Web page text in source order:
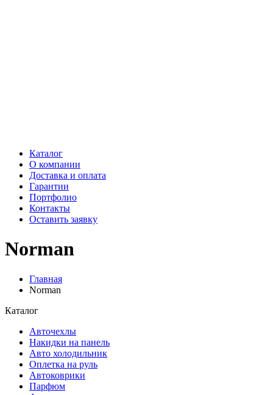
Каталог
О компании
Доставка и оплата
Гарантии
Портфолио
Контакты
Оставить заявку
Norman
Главная
Norman
Каталог
Авточехлы
Накидки на панель
Авто холодильник
Оплетка на руль
Автоковрики
Парфюм